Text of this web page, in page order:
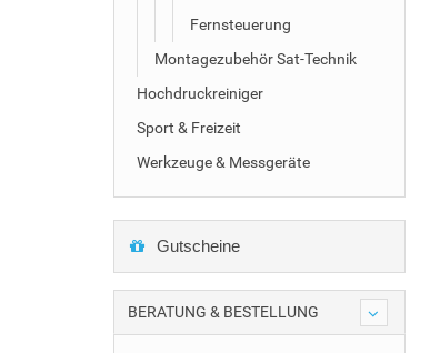
Fernsteuerung
Montagezubehör Sat-Technik
Hochdruckreiniger
Sport & Freizeit
Werkzeuge & Messgeräte
Gutscheine
BERATUNG & BESTELLUNG